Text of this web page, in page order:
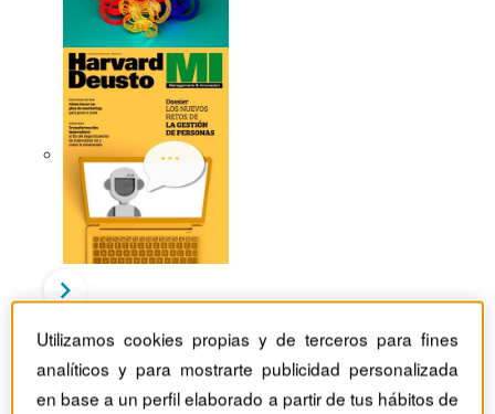
Revistas Harvard Deusto
Habilidades directivas
Camino al éxito: BWAW. El ambicioso viaje hacia la
igualdad de género
Utilizamos cookies propias y de terceros para fines
analíticos y para mostrarte publicidad personalizada
en base a un perfil elaborado a partir de tus hábitos de